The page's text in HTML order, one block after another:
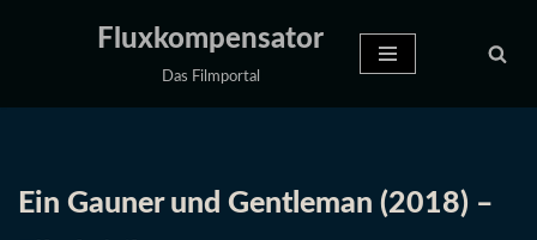
Fluxkompensator
Das Filmportal
Ein Gauner und Gentleman (2018) –